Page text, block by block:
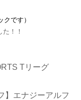
です）
！！
Tリーグ
】エナジーアルフ